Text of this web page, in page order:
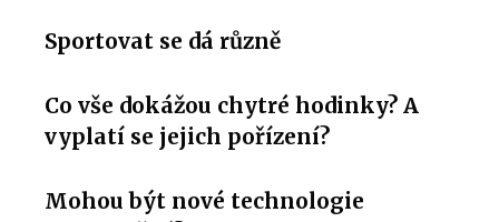
Sportovat se dá různě
Co vše dokážou chytré hodinky? A
vyplatí se jejich pořízení?
Mohou být nové technologie